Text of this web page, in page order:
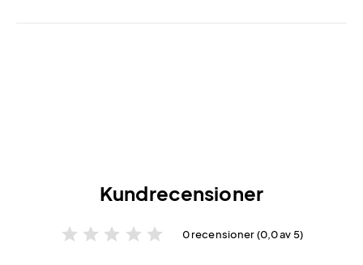
Kundrecensioner
star star star star star 0 recensioner (0,0 av 5)